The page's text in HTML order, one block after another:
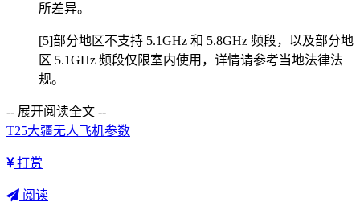
所差异。
[5]部分地区不支持 5.1GHz 和 5.8GHz 频段，以及部分地
区 5.1GHz 频段仅限室内使用，详情请参考当地法律法
规。
-- 展开阅读全文 --
T25大疆无人飞机参数
打赏
阅读